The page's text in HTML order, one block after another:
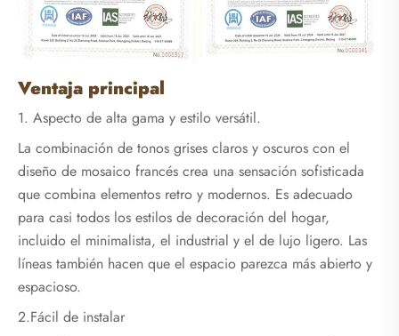
Ventaja principal
1. Aspecto de alta gama y estilo versátil.
La combinación de tonos grises claros y oscuros con el
diseño de mosaico francés crea una sensación sofisticada
que combina elementos retro y modernos. Es adecuado
para casi todos los estilos de decoración del hogar,
incluido el minimalista, el industrial y el de lujo ligero. Las
líneas también hacen que el espacio parezca más abierto y
espacioso.
2.Fácil de instalar